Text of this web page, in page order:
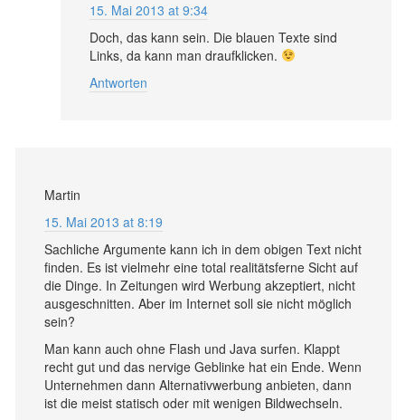
15. Mai 2013 at 9:34
Doch, das kann sein. Die blauen Texte sind
Links, da kann man draufklicken.
Antworten
Martin
15. Mai 2013 at 8:19
Sachliche Argumente kann ich in dem obigen Text nicht
finden. Es ist vielmehr eine total realitätsferne Sicht auf
die Dinge. In Zeitungen wird Werbung akzeptiert, nicht
ausgeschnitten. Aber im Internet soll sie nicht möglich
sein?
Man kann auch ohne Flash und Java surfen. Klappt
recht gut und das nervige Geblinke hat ein Ende. Wenn
Unternehmen dann Alternativwerbung anbieten, dann
ist die meist statisch oder mit wenigen Bildwechseln.